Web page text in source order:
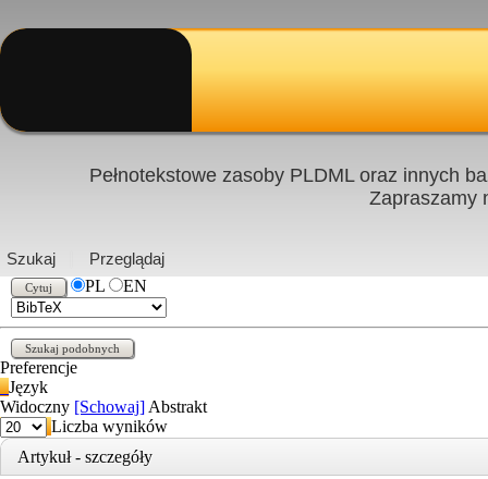
Pełnotekstowe zasoby PLDML oraz innych
Zapraszamy
Szukaj
Przeglądaj
PL
EN
Preferencje
Język
Widoczny [Schowaj] Abstrakt
Liczba wyników
Artykuł - szczegóły